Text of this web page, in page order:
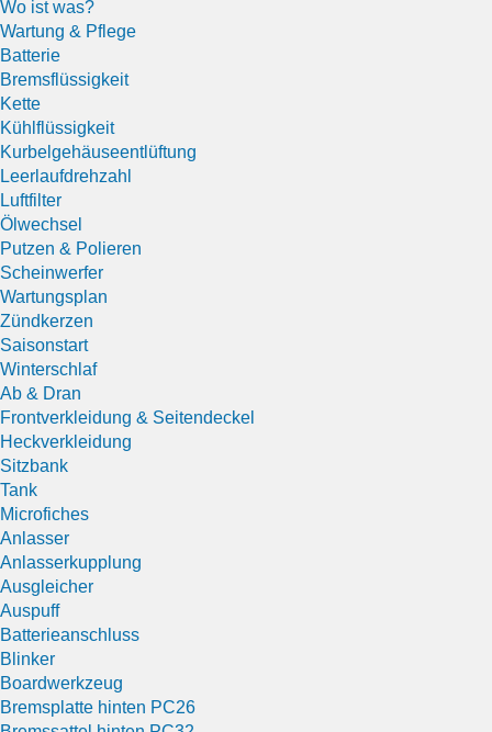
Wo ist was?
Wartung & Pflege
Batterie
Bremsflüssigkeit
Kette
Kühlflüssigkeit
Kurbelgehäuseentlüftung
Leerlaufdrehzahl
Luftfilter
Ölwechsel
Putzen & Polieren
Scheinwerfer
Wartungsplan
Zündkerzen
Saisonstart
Winterschlaf
Ab & Dran
Frontverkleidung & Seitendeckel
Heckverkleidung
Sitzbank
Tank
Microfiches
Anlasser
Anlasserkupplung
Ausgleicher
Auspuff
Batterieanschluss
Blinker
Boardwerkzeug
Bremsplatte hinten PC26